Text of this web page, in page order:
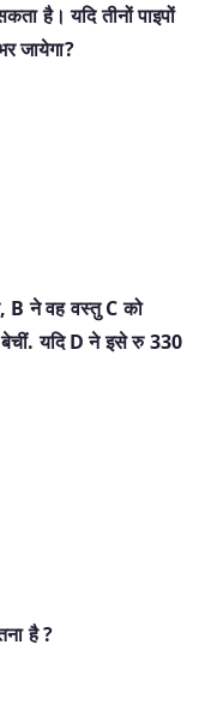
है। यदि तीनों पाइपों
जायेगा?
B ने वह वस्तु C को
यदि D ने इसे रु 330
है ?